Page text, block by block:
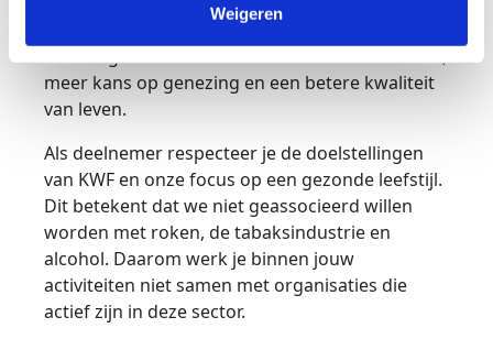
Weigeren
Het is dan ook belangrijk dat je bij deelname
meer kans op genezing en een betere kwaliteit
van leven.
Als deelnemer respecteer je de doelstellingen
van KWF en onze focus op een gezonde leefstijl.
Dit betekent dat we niet geassocieerd willen
worden met roken, de tabaksindustrie en
alcohol. Daarom werk je binnen jouw
activiteiten niet samen met organisaties die
actief zijn in deze sector.